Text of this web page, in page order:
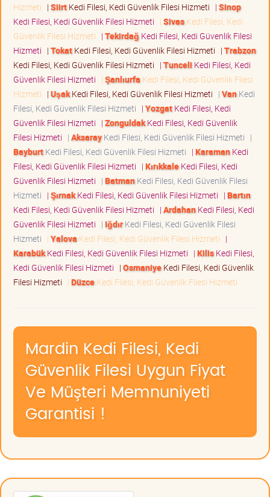
Hizmeti | SiirtKedi Filesi, Kedi Güvenlik Filesi Hizmeti | Sinop
Kedi Filesi, Kedi Güvenlik Filesi Hizmeti | SivasKedi Filesi, Kedi
Güvenlik Filesi Hizmeti | Tekirdağ Kedi Filesi, Kedi Güvenlik Filesi
Hizmeti | TokatKedi Filesi, Kedi Güvenlik Filesi Hizmeti | Trabzon
Kedi Filesi, Kedi Güvenlik Filesi Hizmeti | Tunceli Kedi Filesi, Kedi
Güvenlik Filesi Hizmeti | Şanlıurfa Kedi Filesi, Kedi Güvenlik Filesi
Hizmeti | UşakKedi Filesi, Kedi Güvenlik Filesi Hizmeti | VanKedi
Filesi, Kedi Güvenlik Filesi Hizmeti | YozgatKedi Filesi, Kedi
Güvenlik Filesi Hizmeti | ZonguldakKedi Filesi, Kedi Güvenlik
Filesi Hizmeti | AksarayKedi Filesi, Kedi Güvenlik Filesi Hizmeti |
BayburtKedi Filesi, Kedi Güvenlik Filesi Hizmeti | KaramanKedi
Filesi, Kedi Güvenlik Filesi Hizmeti | KırıkkaleKedi Filesi, Kedi
Güvenlik Filesi Hizmeti | BatmanKedi Filesi, Kedi Güvenlik Filesi
Hizmeti | ŞırnakKedi Filesi, Kedi Güvenlik Filesi Hizmeti | Bartın
Kedi Filesi, Kedi Güvenlik Filesi Hizmeti | ArdahanKedi Filesi, Kedi
Güvenlik Filesi Hizmeti | IğdırKedi Filesi, Kedi Güvenlik Filesi
Hizmeti | Yalova Kedi Filesi, Kedi Güvenlik Filesi Hizmeti |
KarabükKedi Filesi, Kedi Güvenlik Filesi Hizmeti | KilisKedi Filesi,
Kedi Güvenlik Filesi Hizmeti | OsmaniyeKedi Filesi, Kedi Güvenlik
Filesi Hizmeti | DüzceKedi Filesi, Kedi Güvenlik Filesi Hizmeti
Mardin Kedi Filesi, Kedi
Güvenlik Filesi Uygun Fiyat
Ve Müşteri Memnuniyeti
Garantisi !